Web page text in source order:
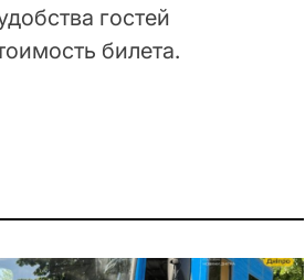
гостей
билета.